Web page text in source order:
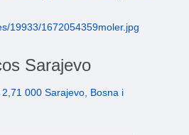
Sarajevo
000 Sarajevo, Bosna i